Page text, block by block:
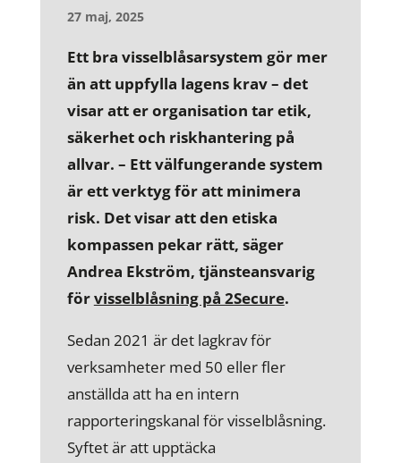
27 maj, 2025
Ett bra visselblåsarsystem gör mer
än att uppfylla lagens krav – det
visar att er organisation tar etik,
säkerhet och riskhantering på
allvar. – Ett välfungerande system
är ett verktyg för att minimera
risk. Det visar att den etiska
kompassen pekar rätt, säger
Andrea Ekström, tjänsteansvarig
förvisselblåsning på 2Secure.
Sedan 2021 är det lagkrav för
verksamheter med 50 eller fler
anställda att ha en intern
rapporteringskanal för visselblåsning.
Syftet är att upptäcka